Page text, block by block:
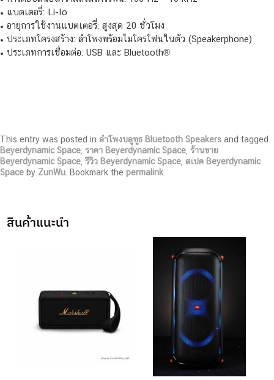
• แบตเตอรี่: Li-Io
• อายุการใช้งานแบตเตอรี่: สูงสุด 20 ชั่วโมง
• ประเภทโครงสร้าง: ลำโพงพร้อมไมโครโฟนในตัว (Speakerphone)
• ประเภทการเชื่อมต่อ: USB และ Bluetooth®
This entry was posted in ลำโพงบลูทูธ Bluetooth Speakers and tagged
Beyerdynamic Space, ราคา Beyerdynamic Space, ร้านขาย
Beyerdynamic Space,รีวิว Beyerdynamic Space, สเปค Beyerdynamic
Space by ZunWu. Bookmark the permalink.
สินค้าแนะนำ